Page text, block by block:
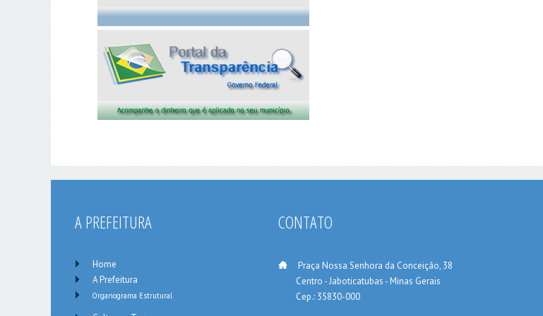
A PREFEITURA
Home
A Prefeitura
Organograma Estrutural
CONTATO
___ Praça Nossa Senhora da Conceição, 38
Centro - Jaboticatubas - Minas Gerais
Cep.: 35830-000